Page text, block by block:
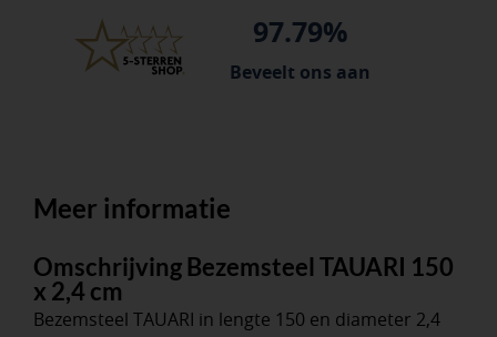
97.79%
Beveelt ons aan
Meer informatie
Omschrijving Bezemsteel TAUARI 150
x 2,4 cm
Bezemsteel TAUARI in lengte 150 en diameter 2,4